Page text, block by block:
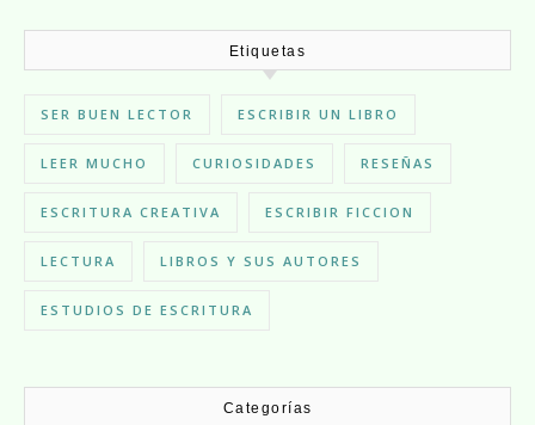
Etiquetas
SER BUEN LECTOR ESCRIBIR UN LIBRO
LEER MUCHO CURIOSIDADES RESEÑAS
ESCRITURA CREATIVA ESCRIBIR FICCION
LECTURA LIBROS Y SUS AUTORES
ESTUDIOS DE ESCRITURA
Categorías